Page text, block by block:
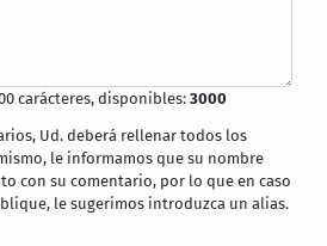
carácteres, disponibles:3000
Ud. deberá rellenar todos los
le informamos que su nombre
con su comentario, por lo que en caso
le sugerimos introduzca un alias.